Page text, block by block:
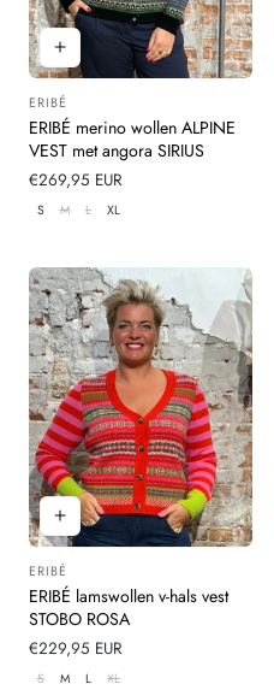
Leverancier:
ERIBÉ
ERIBÉ merino wollen ALPINE
VEST met angora SIRIUS
Normale
prijs
€269,95 EUR
S M L XL
Leverancier:
ERIBÉ
ERIBÉ lamswollen v-hals vest
STOBO ROSA
Normale
prijs
€229,95 EUR
S M L XL